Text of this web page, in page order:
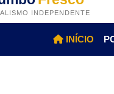
INDEPENDENTE
INÍCIO